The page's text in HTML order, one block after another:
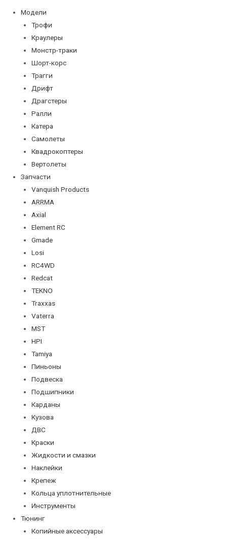
Модели
Трофи
Краулеры
Монстр-траки
Шорт-корс
Трагги
Дрифт
Драгстеры
Ралли
Катера
Самолеты
Квадрокоптеры
Вертолеты
Запчасти
Vanquish Products
ARRMA
Axial
Element RC
Gmade
Losi
RC4WD
Redcat
TEKNO
Traxxas
Vaterra
MST
HPI
Tamiya
Пиньоны
Подвеска
Подшипники
Карданы
Кузова
ДВС
Краски
Жидкости и смазки
Наклейки
Крепеж
Кольца уплотнительные
Инструменты
Тюнинг
Копийные аксессуары